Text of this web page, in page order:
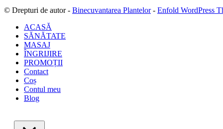
© Drepturi de autor - Binecuvantarea Plantelor- Enfold WordPress
ACASĂ
SĂNĂTATE
MASAJ
ÎNGRIJIRE
PROMOȚII
Contact
Coș
Contul meu
Blog